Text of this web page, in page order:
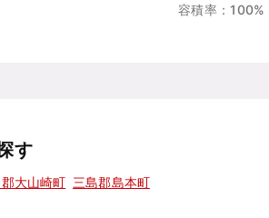
容積率：100%
す
大山崎町 三島郡島本町